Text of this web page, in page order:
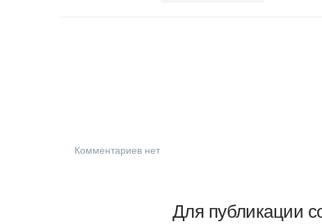
Комментариев нет
Для публикации